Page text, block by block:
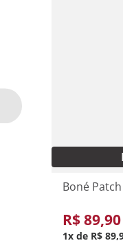
Boné
R$89,90
1 R$ 89,